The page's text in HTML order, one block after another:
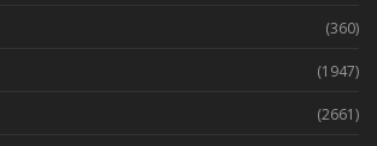
(360)
(1947)
(2661)